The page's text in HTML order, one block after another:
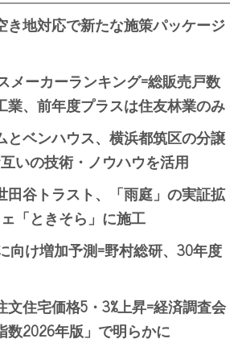
き地対応で新たな施策パッケージ
メーカーランキング=総販売戸数
業、前年度プラスは住友林業のみ
とベンハウス、横浜都筑区の分譲
いの技術・ノウハウを活用
田谷トラスト、「雨庭」の実証拡
「ときそら」に施工
向け増加予測=野村総研、30年度
住宅価格5・3%上昇=経済調査会
数2026年版」で明らかに